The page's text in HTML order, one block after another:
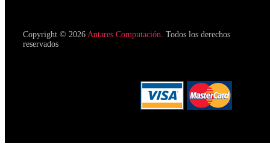
Copyright © 2026 Antares Computación . Todos los derechos
reservados